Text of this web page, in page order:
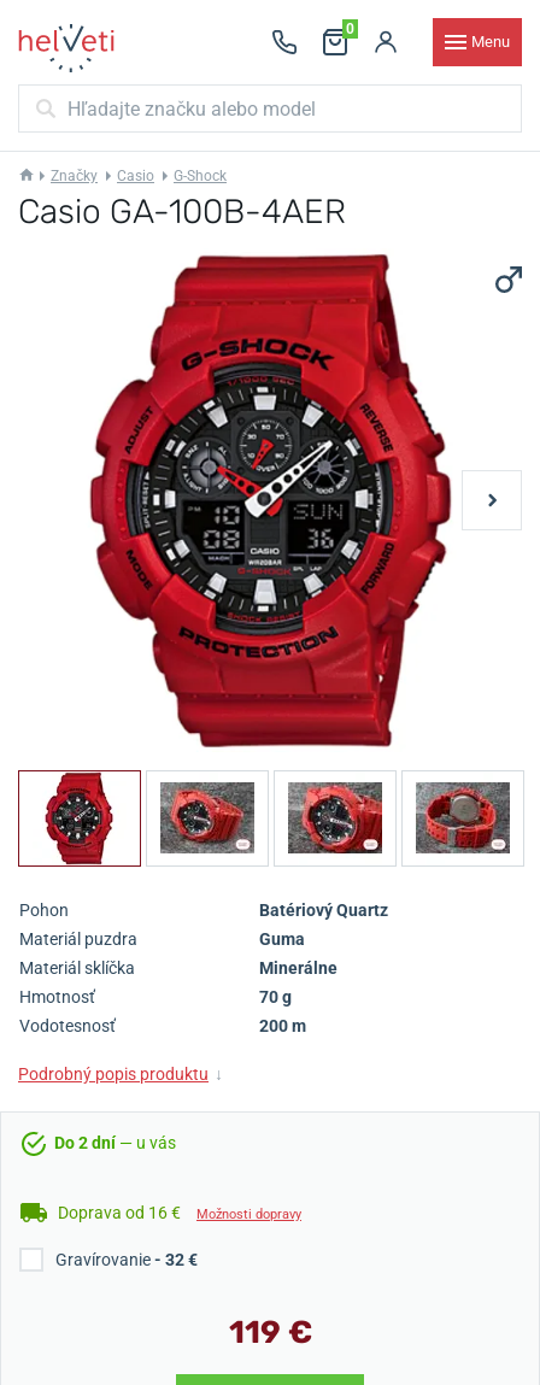
0
Menu
Značky Casio G-Shock
Casio GA-100B-4AER
Pohon
Batériový Quartz
Materiál puzdra
Guma
Materiál sklíčka
Minerálne
Hmotnosť
70 g
Vodotesnosť
200 m
Podrobný popis produktu ↓
Do 2 dní— u vás
Doprava od 16 € Možnosti dopravy
Gravírovanie- 32 €
119 €